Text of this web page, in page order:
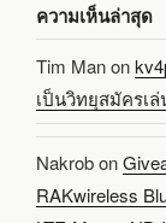
ความเห็นล่าสุด
Tim Manon
เป็นวิทยุสมัครเล่
Nakrobon
RAKwireless